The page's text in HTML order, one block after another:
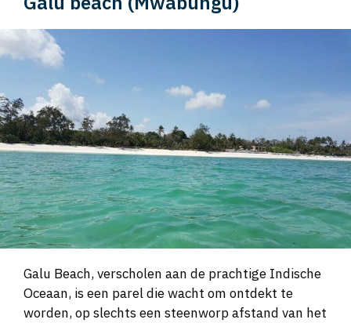
Galu Beach, verscholen aan de prachtige Indische
Oceaan, is een parel die wacht om ontdekt te
worden, op slechts een steenworp afstand van het